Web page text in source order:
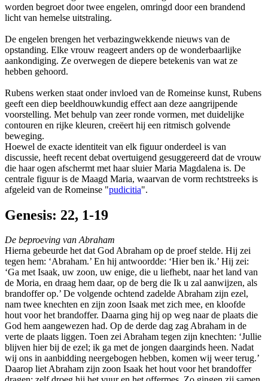
worden begroet door twee engelen, omringd door een brandend
licht van hemelse uitstraling.
De engelen brengen het verbazingwekkende nieuws van de
opstanding. Elke vrouw reageert anders op de wonderbaarlijke
aankondiging. Ze overwegen de diepere betekenis van wat ze
hebben gehoord.
Rubens werken staat onder invloed van de Romeinse kunst, Rubens
geeft een diep beeldhouwkundig effect aan deze aangrijpende
voorstelling. Met behulp van zeer ronde vormen, met duidelijke
contouren en rijke kleuren, creëert hij een ritmisch golvende
beweging.
Hoewel de exacte identiteit van elk figuur onderdeel is van
discussie, heeft recent debat overtuigend gesuggereerd dat de vrouw
die haar ogen afschermt met haar sluier Maria Magdalena is. De
centrale figuur is de Maagd Maria, waarvan de vorm rechtstreeks is
afgeleid van de Romeinse "pudicitia".
Genesis: 22, 1-19
De beproeving van Abraham
Hierna gebeurde het dat God Abraham op de proef stelde. Hij zei
tegen hem: ‘Abraham.’ En hij antwoordde: ‘Hier ben ik.’ Hij zei:
‘Ga met Isaak, uw zoon, uw enige, die u liefhebt, naar het land van
de Moria, en draag hem daar, op de berg die Ik u zal aanwijzen, als
brandoffer op.’ De volgende ochtend zadelde Abraham zijn ezel,
nam twee knechten en zijn zoon Isaak met zich mee, en kloofde
hout voor het brandoffer. Daarna ging hij op weg naar de plaats die
God hem aangewezen had. Op de derde dag zag Abraham in de
verte de plaats liggen. Toen zei Abraham tegen zijn knechten: ‘Jullie
blijven hier bij de ezel; ik ga met de jongen daarginds heen. Nadat
wij ons in aanbidding neergebogen hebben, komen wij weer terug.’
Daarop liet Abraham zijn zoon Isaak het hout voor het brandoffer